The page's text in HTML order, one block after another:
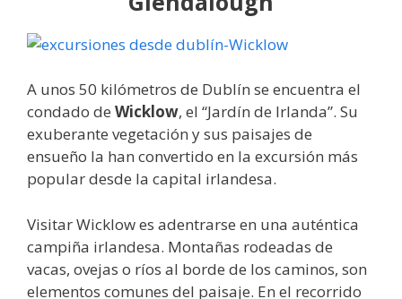
A unos 50 kilómetros de Dublín se encuentra el
condado de Wicklow, el “Jardín de Irlanda”. Su
exuberante vegetación y sus paisajes de
ensueño la han convertido en la excursión más
popular desde la capital irlandesa.
Visitar Wicklow es adentrarse en una auténtica
campiña irlandesa. Montañas rodeadas de
vacas, ovejas o ríos al borde de los caminos, son
elementos comunes del paisaje. En el recorrido